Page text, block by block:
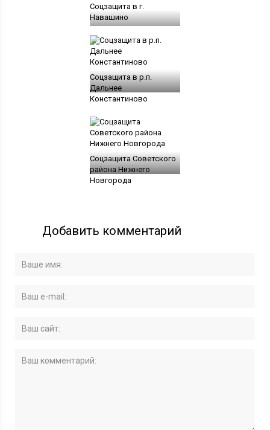
Соцзащита в г.
Навашино
Соцзащита в р.п.
Дальнее
Константиново
Соцзащита Советского
района Нижнего
Новгорода
Добавить комментарий